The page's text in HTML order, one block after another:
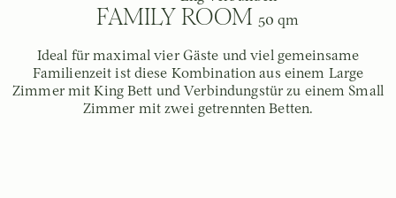
FAMILY ROOM 50 qm
Ideal für maximal vier Gäste und viel gemeinsame
Familienzeit ist diese Kombination aus einem Large
Zimmer mit King Bett und Verbindungstür zu einem Small
Zimmer mit zwei getrennten Betten.